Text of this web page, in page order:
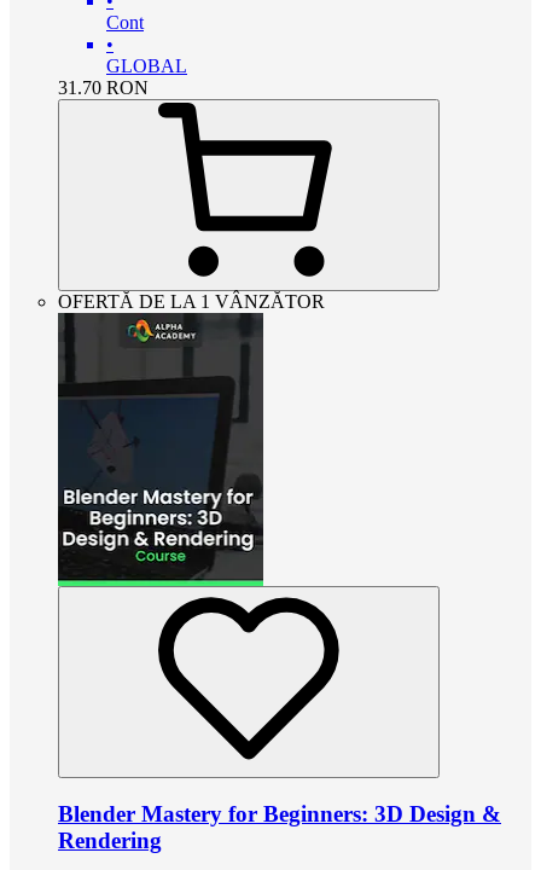
Cont
•
GLOBAL
31.70 RON
OFERTĂ DE LA 1 VÂNZĂTOR
Blender Mastery for Beginners: 3D Design &
Rendering